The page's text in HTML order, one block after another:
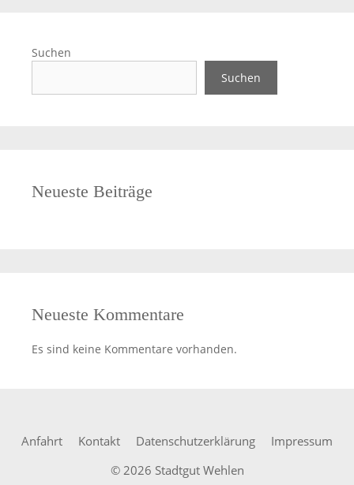
Suchen
Suchen
Neueste Beiträge
Neueste Kommentare
Es sind keine Kommentare vorhanden.
Anfahrt Kontakt Datenschutzerklärung
Impressum
© 2026 Stadtgut Wehlen